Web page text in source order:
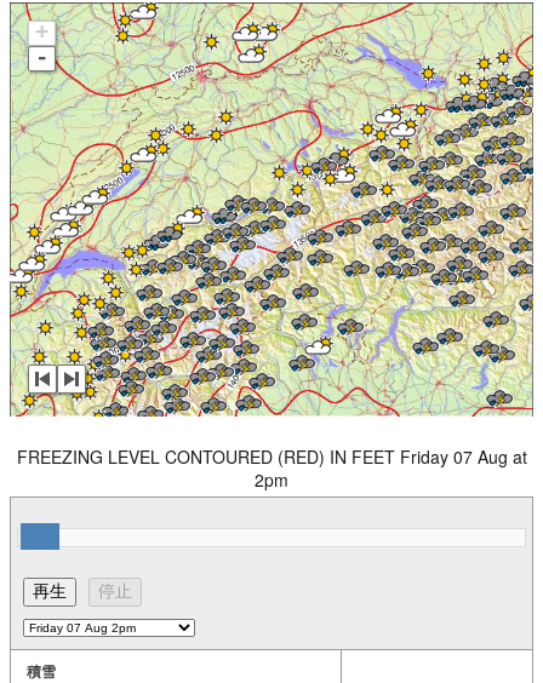
+
-
FREEZING LEVEL CONTOURED (RED) IN FEET Friday 07 Aug at
2pm
積雪